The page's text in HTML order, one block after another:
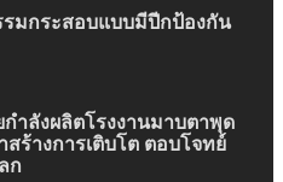
รมกระสอบแบบมีปีกป้องกัน
กำลังผลิตโรงงานมาบตาพุด
สร้างการเติบโต ตอบโจทย์
ก